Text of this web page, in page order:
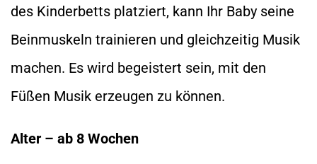
des Kinderbetts platziert, kann Ihr Baby seine
Beinmuskeln trainieren und gleichzeitig Musik
machen. Es wird begeistert sein, mit den
Füßen Musik erzeugen zu können.
Alter – ab 8 Wochen